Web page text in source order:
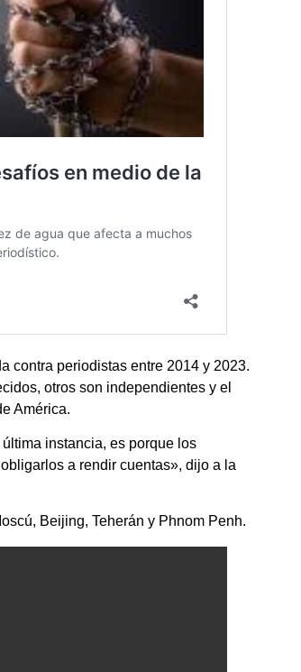
contra periodistas entre 2014 y 2023.
otros son independientes y el
América.
instancia, es porque los
a rendir cuentas», dijo a la
Beijing, Teherán y Phnom Penh.